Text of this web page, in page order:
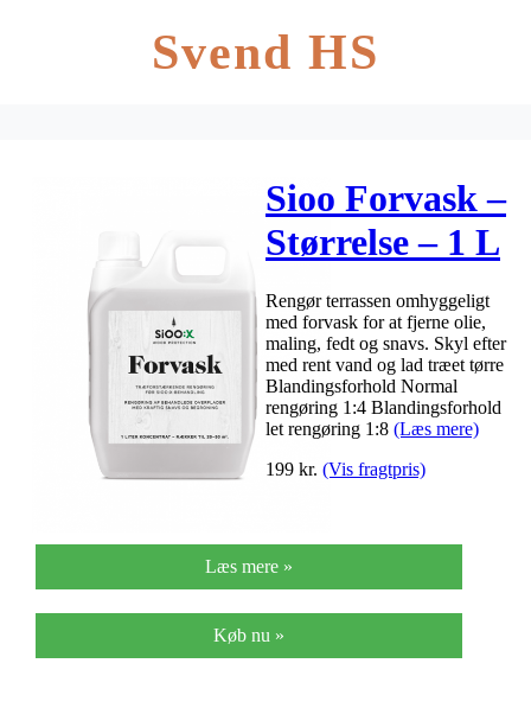
Svend HS
Sioo Forvask –
Størrelse – 1 L
Rengør terrassen omhyggeligt
med forvask for at fjerne olie,
maling, fedt og snavs. Skyl efter
med rent vand og lad træet tørre
Blandingsforhold Normal
rengøring 1:4 Blandingsforhold
let rengøring 1:8 (Læs mere)
199 kr. (Vis fragtpris)
Læs mere »
Køb nu »